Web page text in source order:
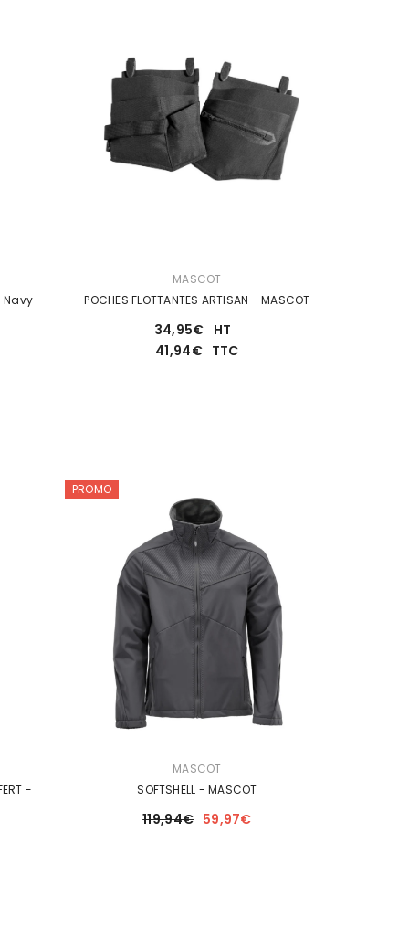
Navy
MASCOT
POCHES FLOTTANTES ARTISAN - MASCOT
34,95€ HT
41,94€ TTC
-
PROMO
MASCOT
SOFTSHELL - MASCOT
119,94€ 59,97€